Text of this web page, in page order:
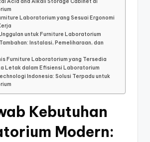
Acid and Alkali Storage Cabinet di
Laboratorium yang Sesuai Ergonomi
untuk Furniture Laboratorium
Instalasi, Pemeliharaan, dan
Furniture Laboratorium yang Tersedia
Letak dalam Efisiensi Laboratorium
Indonesia: Solusi Terpadu untuk
Kebutuhan
Modern: